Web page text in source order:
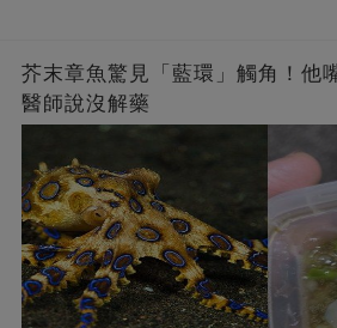
芥末章魚驚見「藍環」觸角！他
醫師說沒解藥